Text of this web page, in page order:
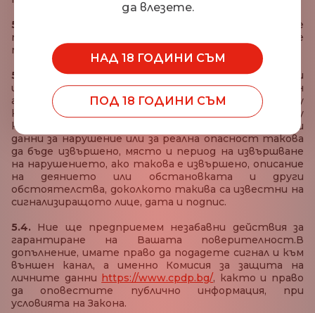
5.2.
При подаване на устен сигнал, ще
протоколираме същия във формуляр, който ще
помолим да разпишете.
5.3.
Сигналът трябва да съдържа най-малко: три
имена, адрес и телефон на подателя, електронен
адрес (ако има такъв), имена на лицето, срещу
което се подава сигналът (когато се подава срещу
конкретни лица и те са известни), конкретни
данни за нарушение или за реална опасност такова
да бъде извършено, място и период на извършване
на нарушението, ако такова е извършено, описание
на деянието или обстановката и други
обстоятелства, доколкото такива са известни на
сигнализиращото лице, дата и подпис.
5.4. Ние ще предприемем незабавни действия за
гарантиране на Вашата поверителност.В
допълнение, имате право да подадете сигнал и към
външен канал, а именно Комисия за защита на
личните данни https://www.cpdp.bg/, както и право
да оповестите публично информация, при
условията на Закона.
да влезете.
НАД 18 ГОДИНИ СЪМ
ПОД 18 ГОДИНИ СЪМ